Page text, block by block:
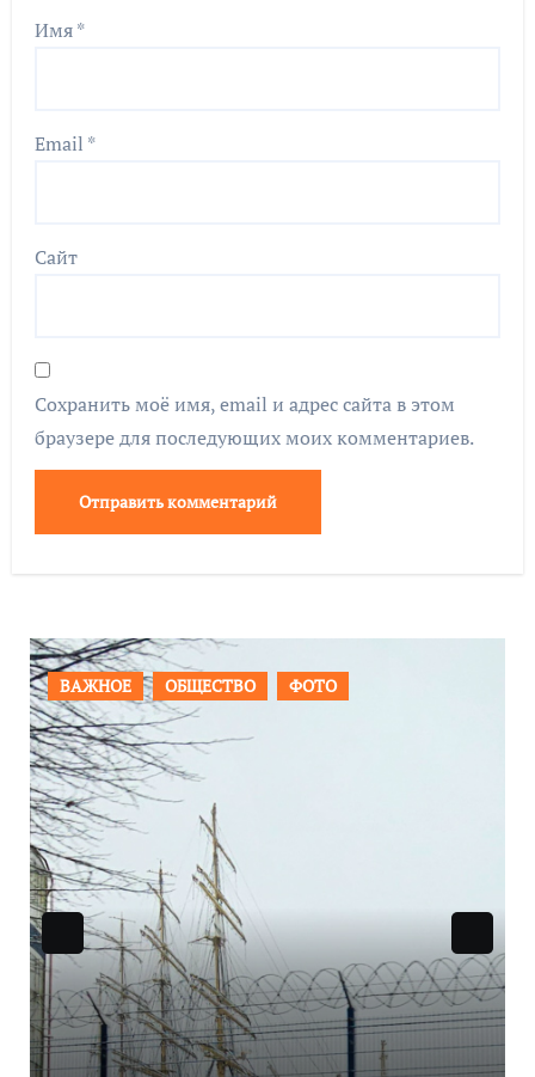
Имя*
Email *
Сайт
Сохранить моё имя, email и адрес сайта в этом
браузере для последующих моих комментариев.
ПРОИСШЕСТВИЯ ФОТО